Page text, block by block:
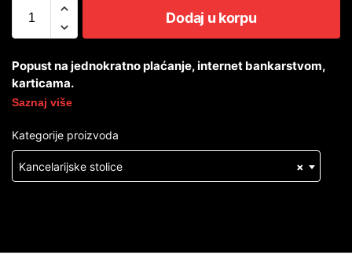
Dodaj u korpu
Popust na jednokratno plaćanje, internet bankarstvom,
karticama.
Saznaj više
Kategorije proizvoda
×
Kancelarijske stolice